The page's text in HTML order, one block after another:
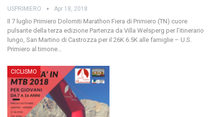
USPRIMIERO Apr 18, 2018
Il 7 luglio Primiero Dolomiti Marathon Fiera di Primiero (TN) cuore
pulsante della terza edizione Partenza da Villa Welsperg per l’itinerario
lungo, San Martino di Castrozza per il 26K 6.5K alle famiglie – U.S.
Primiero al timone
CICLISMO